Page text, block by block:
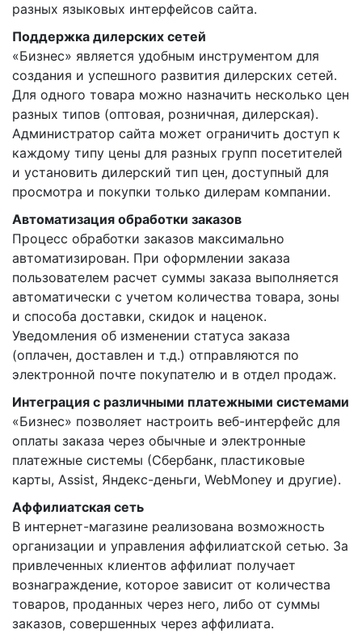
разных языковых интерфейсов сайта.
Поддержка дилерских сетей
«Бизнес» является удобным инструментом для
создания и успешного развития дилерских сетей.
Для одного товара можно назначить несколько цен
разных типов (оптовая, розничная, дилерская).
Администратор сайта может ограничить доступ к
каждому типу цены для разных групп посетителей
и установить дилерский тип цен, доступный для
просмотра и покупки только дилерам компании.
Автоматизация обработки заказов
Процесс обработки заказов максимально
автоматизирован. При оформлении заказа
пользователем расчет суммы заказа выполняется
автоматически с учетом количества товара, зоны
и способа доставки, скидок и наценок.
Уведомления об изменении статуса заказа
(оплачен, доставлен и т.д.) отправляются по
электронной почте покупателю и в отдел продаж.
Интеграция с различными платежными системами
«Бизнес» позволяет настроить веб-интерфейс для
оплаты заказа через обычные и электронные
платежные системы (Сбербанк, пластиковые
карты, Assist, Яндекс-деньги, WebMoney и другие).
Аффилиатская сеть
В интернет-магазине реализована возможность
организации и управления аффилиатской сетью. За
привлеченных клиентов аффилиат получает
вознаграждение, которое зависит от количества
товаров, проданных через него, либо от суммы
заказов, совершенных через аффилиата.